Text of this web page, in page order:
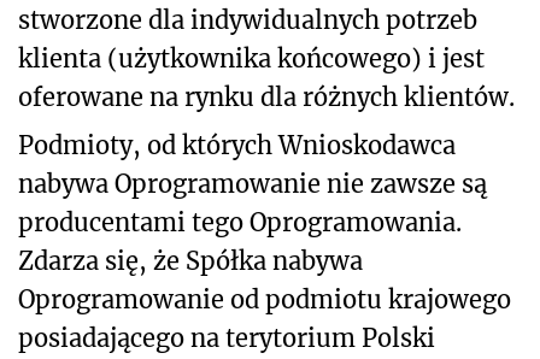
stworzone dla indywidualnych potrzeb
klienta (użytkownika końcowego) i jest
oferowane na rynku dla różnych klientów.
Podmioty, od których Wnioskodawca
nabywa Oprogramowanie nie zawsze są
producentami tego Oprogramowania.
Zdarza się, że Spółka nabywa
Oprogramowanie od podmiotu krajowego
posiadającego na terytorium Polski